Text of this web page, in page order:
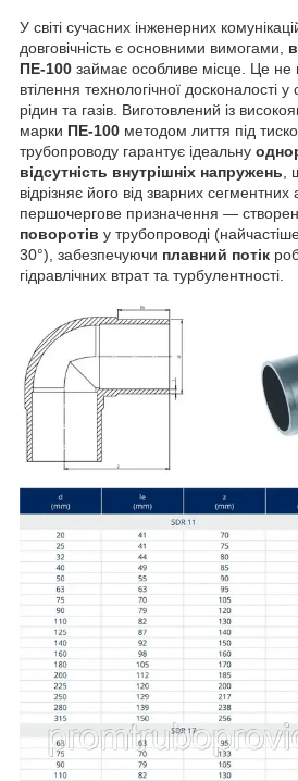
У світі сучасних інженерних
довговічність є основними вимогами,
ПЕ-100 займає особливе місце. Це не
втілення технологічної досконалості
рідин та газів. Виготовлений із
марки ПЕ-100 методом лиття під
трубопроводу гарантує ідеальну
відсутність внутрішніх напружень
відрізняє його від зварних сегментних
першочергове призначення —
поворотів у трубопроводі
30°), забезпечуючи плавний потік
гідравлічних втрат та турбулентності.